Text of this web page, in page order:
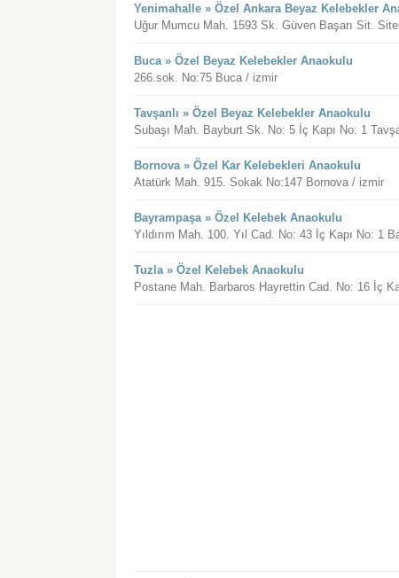
Yenimahalle » Özel Ankara Beyaz Kelebekler
Uğur Mumcu Mah. 1593 Sk. Güven Başarı Sit.
Buca » Özel Beyaz Kelebekler Anaokulu
266.sok. No:75 Buca / izmir
Tavşanlı » Özel Beyaz Kelebekler Anaokulu
Subaşı Mah. Bayburt Sk. No: 5 İç Kapı No: 1
Bornova » Özel Kar Kelebekleri Anaokulu
Atatürk Mah. 915. Sokak No:147 Bornova / izmir
Bayrampaşa » Özel Kelebek Anaokulu
Yıldırım Mah. 100. Yıl Cad. No: 43 İç Kapı No: 1
Tuzla » Özel Kelebek Anaokulu
Postane Mah. Barbaros Hayrettin Cad. No: 16 İç